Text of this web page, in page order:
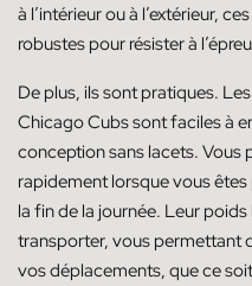
à l’intérieur ou à l’extérieur,
robustes pour résister à
De plus, ils sont pratiques.
Chicago Cubs sont faciles à
conception sans lacets. Vous
rapidement lorsque vous
la fin de la journée. Leur
transporter, vous permettant
vos déplacements, que ce